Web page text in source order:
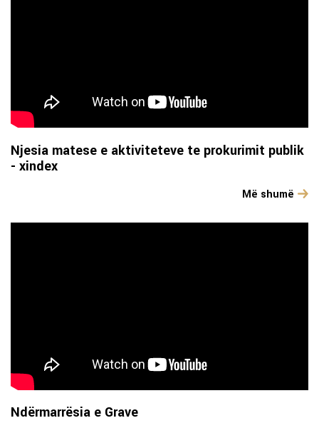
Njesia matese e aktiviteteve te prokurimit publik
- xindex
Më shumë
Ndërmarrësia e Grave